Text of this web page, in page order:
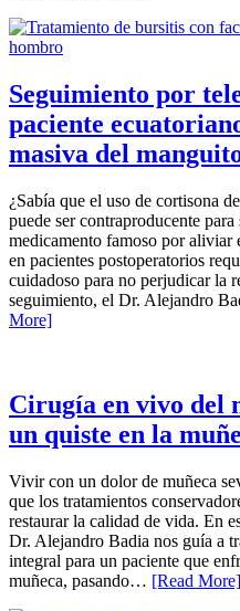
Seguimiento por
paciente
masiva del
¿Sabía que el uso de cortisona
puede ser contraproducente
medicamento famoso por aliviar
en pacientes postoperatorios
cuidadoso para no perjudicar la
seguimiento, el Dr. Alejandro
More]
Cirugía en vivo del
un quiste en la
Vivir con un dolor de muñeca
que los tratamientos
restaurar la calidad de vida. En
Dr. Alejandro Badia nos guía a
integral para un paciente que
muñeca, pasando… [Read More]